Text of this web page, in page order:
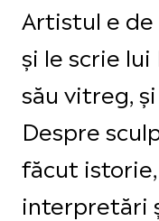
Artistul e de
și le scrie
său vitreg,
Despre
făcut
interpretări